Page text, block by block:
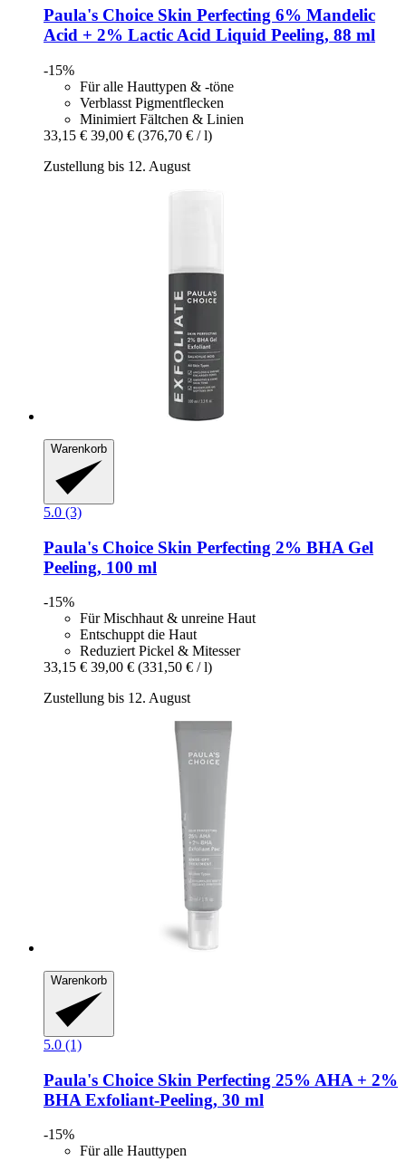
Paula's Choice Skin Perfecting 6% Mandelic
Acid + 2% Lactic Acid Liquid Peeling, 88 ml
-15%
Für alle Hauttypen & -töne
Verblasst Pigmentflecken
Minimiert Fältchen & Linien
33,15 € 39,00 € (376,70 € / l)
Zustellung bis 12. August
Warenkorb
5.0 (3)
Paula's Choice Skin Perfecting 2% BHA Gel
Peeling, 100 ml
-15%
Für Mischhaut & unreine Haut
Entschuppt die Haut
Reduziert Pickel & Mitesser
33,15 € 39,00 € (331,50 € / l)
Zustellung bis 12. August
Warenkorb
5.0 (1)
Paula's Choice Skin Perfecting 25% AHA + 2%
BHA Exfoliant-​Peeling, 30 ml
-15%
Für alle Hauttypen